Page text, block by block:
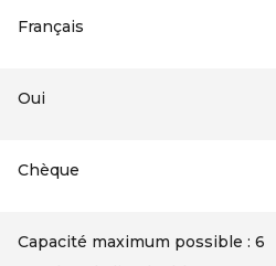
Français
Oui
Chèque
Capacité maximum possible : 6